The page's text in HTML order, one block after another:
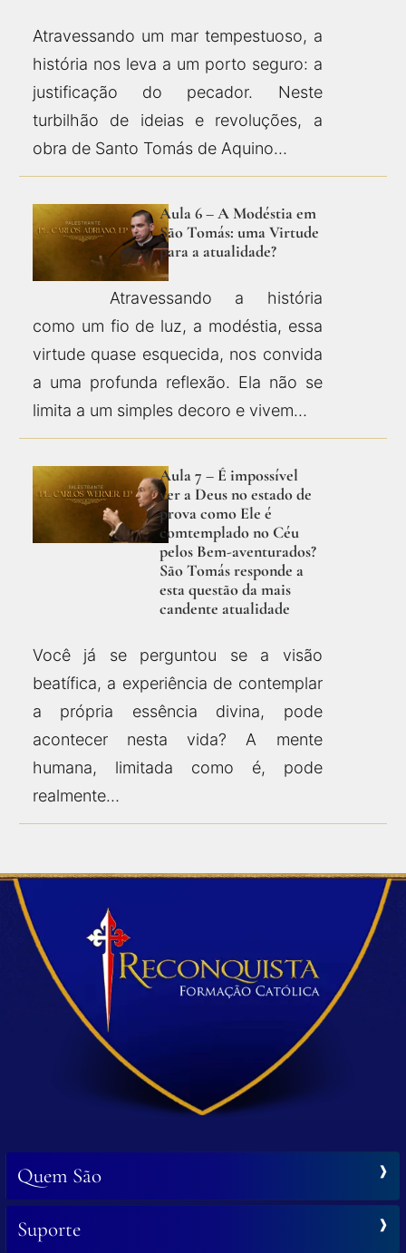
Atravessando um mar tempestuoso, a
história nos leva a um porto seguro: a
justificação do pecador. Neste
turbilhão de ideias e revoluções, a
obra de Santo Tomás de Aquino…
Aula 6 – A Modéstia em
São Tomás: uma Virtude
para a atualidade?
Atravessando a história
como um fio de luz, a modéstia, essa
virtude quase esquecida, nos convida
a uma profunda reflexão. Ela não se
limita a um simples decoro e vivem…
Aula 7 – É impossível
ver a Deus no estado de
prova como Ele é
comtemplado no Céu
pelos Bem-aventurados?
São Tomás responde a
esta questão da mais
candente atualidade
Você já se perguntou se a visão
beatífica, a experiência de contemplar
a própria essência divina, pode
acontecer nesta vida? A mente
humana, limitada como é, pode
realmente…
Quem São
Suporte